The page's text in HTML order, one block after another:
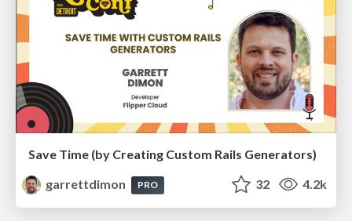
Save Time (by Creating Custom Rails Generators)
garrettdimon
PRO 32 4.2k